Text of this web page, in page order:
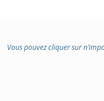
Vous pouvez cliquer sur